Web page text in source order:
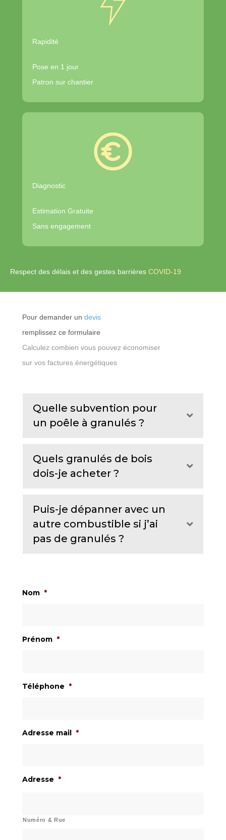
Rapidité
Pose en 1 jour
Patron sur chantier
Diagnostic
Estimation Gratuite
Sans engagement
Respect des délais et des gestes barrières COVID-19
Pour demander un devis
remplissez ce formulaire
Calculez combien vous pouvez économiser
sur vos factures énergétiques
Quelle subvention pour
un poêle à granulés ?
Expand
Quels granulés de bois
dois-je acheter ?
Expand
Puis-je dépanner avec un
autre combustible si j’ai
pas de granulés ?
Expand
Nom *
Prénom *
Téléphone *
Adresse mail *
Adresse *
Numéro & Rue